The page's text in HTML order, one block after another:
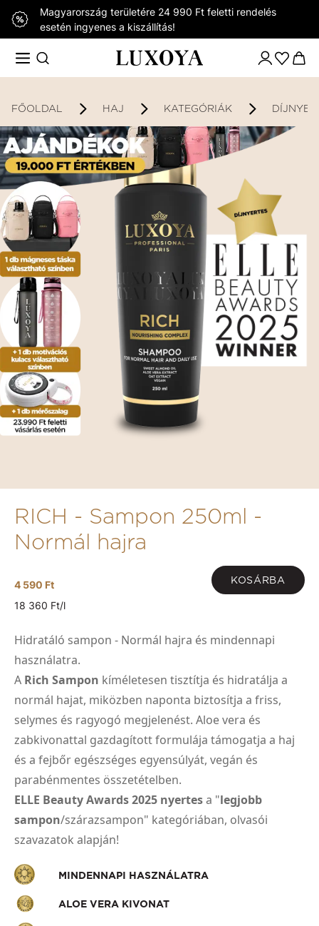
Magyarország területére 24 990 Ft feletti rendelés
esetén ingyenes a kiszállítás!
FŐOLDAL HAJ KATEGÓRIÁK
RICH - Sampon 250ml -
Normál hajra
4 590 Ft KOSÁRBA
18 360 Ft/l
Hidratáló sampon - Normál hajra és mindennapi
használatra.
A Rich Sampon kíméletesen tisztítja és hidratálja a
normál hajat, miközben naponta biztosítja a friss,
selymes és ragyogó megjelenést. Aloe vera és
zabkivonattal gazdagított formulája támogatja a haj
és a fejbőr egészséges egyensúlyát, vegán és
parabénmentes összetételben.
ELLE Beauty Awards 2025 nyertesa "legjobb
sampon/szárazsampon" kategóriában, olvasói
szavazatok alapján!
MINDENNAPI HASZNÁLATRA
ALOE VERA KIVONAT